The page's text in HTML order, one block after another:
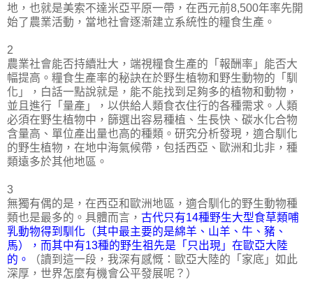
地，也就是美索不達米亞平原一帶，在西元前8,500年率先開
始了農業活動，當地社會逐漸建立系統性的糧食生產。
2
農業社會能否持續壯大，端視糧食生產的「報酬率」能否大
幅提高。糧食生產率的秘訣在於野生植物和野生動物的「馴
化」，白話一點說就是，能不能找到足夠多的植物和動物，
並且進行「量產」，以供給人類食衣住行的各種需求。人類
必須在野生植物中，篩選出容易種植、生長快、碳水化合物
含量高、單位產出量也高的種類。研究分析發現，適合馴化
的野生植物，在地中海氣候帶，包括西亞、歐洲和北非，種
類遠多於其他地區。
3
無獨有偶的是，在西亞和歐洲地區，適合馴化的野生動物種
類也是最多的。具體而言， 古代只有14種野生大型食草類哺
乳動物得到馴化（其中最主要的是綿羊、山羊、牛、豬、
馬），而其中有13種的野生祖先是「只出現」在歐亞大陸
的。
（讀到這一段，我深有感慨：歐亞大陸的「家底」如此
深厚，世界怎麼有機會公平發展呢？）